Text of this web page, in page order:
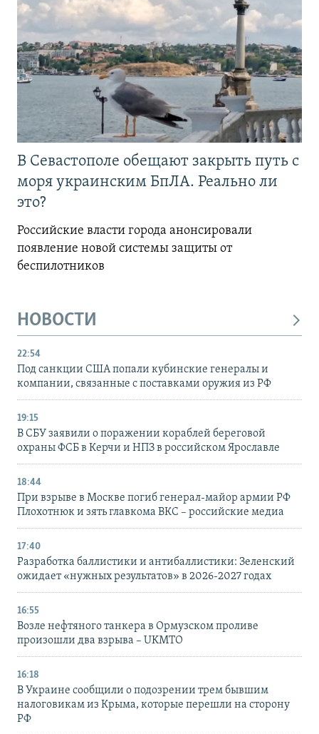
В Севастополе обещают закрыть путь с
моря украинским БпЛА. Реально ли
это?
Российские власти города анонсировали
появление новой системы защиты от
беспилотников
НОВОСТИ
22:54
Под санкции США попали кубинские генералы и
компании, связанные с поставками оружия из РФ
19:15
В СБУ заявили о поражении кораблей береговой
охраны ФСБ в Керчи и НПЗ в российском Ярославле
18:44
При взрыве в Москве погиб генерал-майор армии РФ
Плохотнюк и зять главкома ВКС – российские медиа
17:40
Разработка баллистики и антибаллистики: Зеленский
ожидает «нужных результатов» в 2026-2027 годах
16:55
Возле нефтяного танкера в Ормузском проливе
произошли два взрыва – UKMTO
16:18
В Украине сообщили о подозрении трем бывшим
налоговикам из Крыма, которые перешли на сторону
РФ